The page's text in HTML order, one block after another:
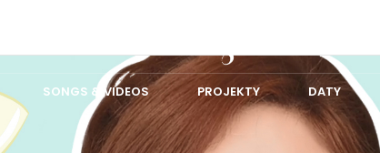
SONGS & VIDEOS PROJEKTY DATY